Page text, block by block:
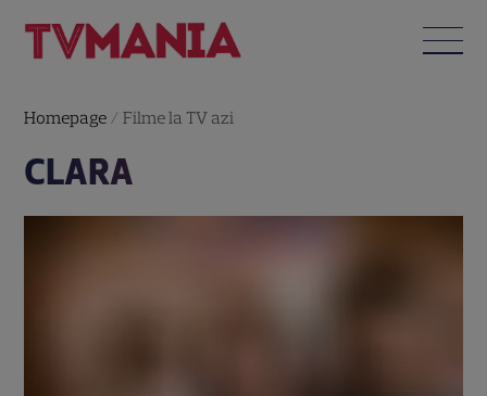
Homepage /Filme la TV azi
CLARA